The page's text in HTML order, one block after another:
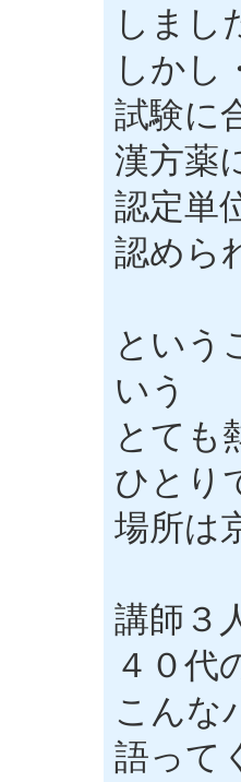
しまし
しかし
試験に
漢方薬
認定単
認めら
という
いう
とても
ひとり
場所は
講師３
４０代
こんな
語って